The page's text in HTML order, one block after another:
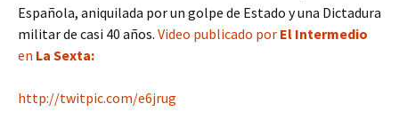
Española, aniquilada por un golpe de Estado y una Dictadura
militar de casi 40 años. Video publicado por El Intermedio
en La Sexta:
http://twitpic.com/e6jrug